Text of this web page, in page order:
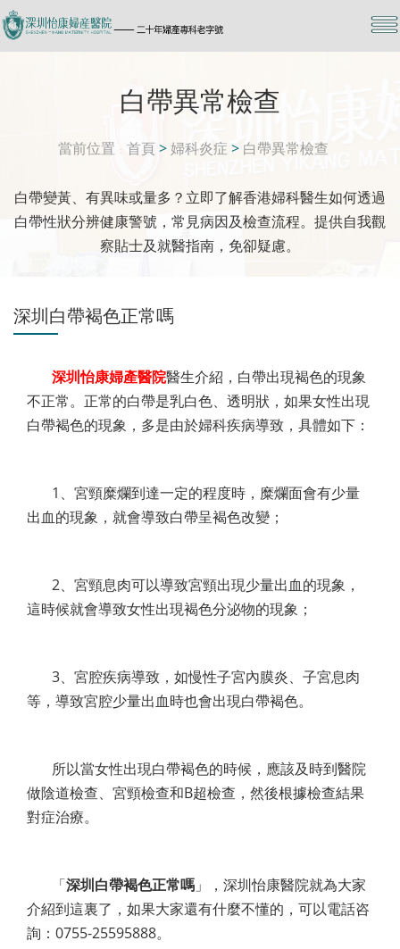
白帶異常檢查
當前位置 首頁 >婦科炎症 > 白帶異常檢查
白帶變黃、有異味或量多？立即了解香港婦科醫生如何透過
白帶性狀分辨健康警號，常見病因及檢查流程。提供自我觀
察貼士及就醫指南，免卻疑慮。
深圳白帶褐色正常嗎
深圳怡康婦產醫院醫生介紹，白帶出現褐色的現象
不正常。正常的白帶是乳白色、透明狀，如果女性出現
白帶褐色的現象，多是由於婦科疾病導致，具體如下：
1、宮頸糜爛到達一定的程度時，糜爛面會有少量
出血的現象，就會導致白帶呈褐色改變；
2、宮頸息肉可以導致宮頸出現少量出血的現象，
這時候就會導致女性出現褐色分泌物的現象；
3、宮腔疾病導致，如慢性子宮內膜炎、子宮息肉
等，導致宮腔少量出血時也會出現白帶褐色。
所以當女性出現白帶褐色的時候，應該及時到醫院
做陰道檢查、宮頸檢查和B超檢查，然後根據檢查結果
對症治療。
「深圳白帶褐色正常嗎 」，深圳怡康醫院就為大家
介紹到這裏了，如果大家還有什麼不懂的，可以電話咨
詢：0755-25595888。